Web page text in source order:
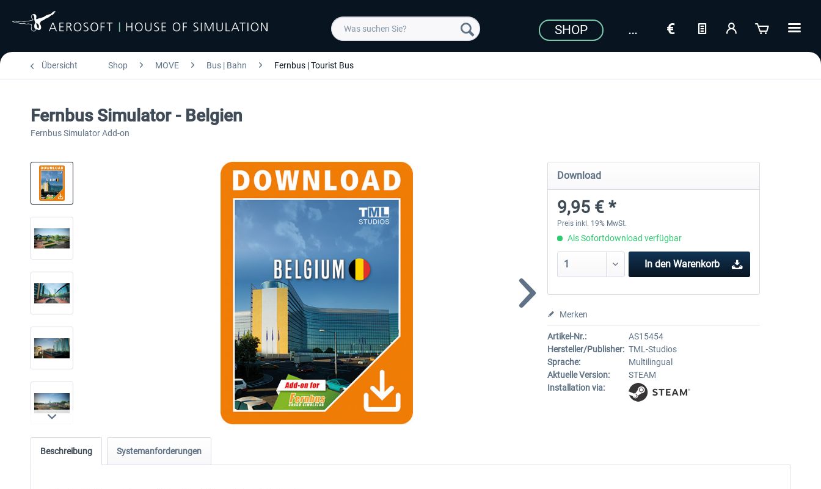
SHOP
Übersicht Shop MOVE Bus | Bahn Fernbus | Tourist Bus
Fernbus Simulator - Belgien
Fernbus Simulator Add-on
Download
9,95 € *
Preis inkl. 19% MwSt.
Als Sofortdownload verfügbar
In den Warenkorb
Merken
Artikel-Nr.:
AS15454
Hersteller/Publisher: TML-Studios
Sprache:
Multilingual
Aktuelle Version:
STEAM
Installation via:
Beschreibung Systemanforderungen